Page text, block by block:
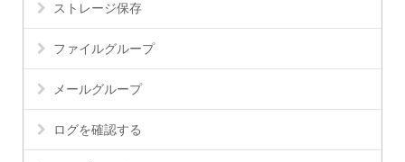
ストレージ保存
ファイルグループ
メールグループ
ログを確認する